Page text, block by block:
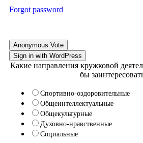
Forgot password
Anonymous Vote
Sign in with WordPress
Какие направления кружковой
бы
Спортивно-оздоровительные
Общеинтеллектуальные
Общекультурные
Духовно-нравственные
Социальные